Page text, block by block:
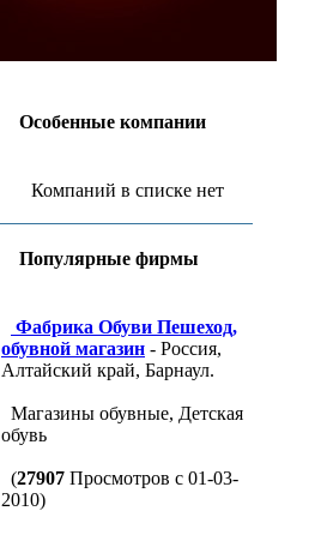
Особенные компании
Компаний в списке нет
Популярные фирмы
Фабрика Обуви Пешеход,
обувной магазин - Россия,
Алтайский край, Барнаул.
Магазины обувные, Детская
обувь
(27907 Просмотров с 01-03-
2010)